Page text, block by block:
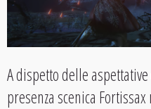
A dispetto delle
presenza scenica